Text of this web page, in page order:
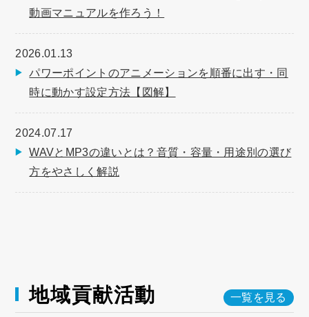
動画マニュアルを作ろう！
2026.01.13
パワーポイントのアニメーションを順番に出す・同
時に動かす設定方法【図解】
2024.07.17
WAVとMP3の違いとは？音質・容量・用途別の選び
方をやさしく解説
地域貢献活動 一覧を見る